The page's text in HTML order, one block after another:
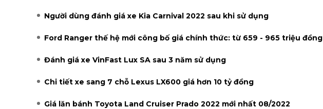
Người dùng đánh giá xe Kia Carnival 2022 sau khi sử dụng
Ford Ranger thế hệ mới công bố giá chính thức: từ 659 - 965 triệu đồng
Đánh giá xe VinFast Lux SA sau 3 năm sử dụng
Chi tiết xe sang 7 chỗ Lexus LX600 giá hơn 10 tỷ đồng
Giá lăn bánh Toyota Land Cruiser Prado 2022 mới nhất 08/2022